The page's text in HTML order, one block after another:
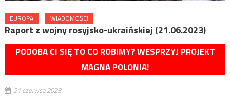
EUROPA WIADOMOŚCI
Raport z wojny rosyjsko-ukraińskiej (21.06.2023)
PODOBA CI SIĘ TO CO ROBIMY? WESPRZYJ PROJEKT
MAGNA POLONIA!
21 czerwca 2023